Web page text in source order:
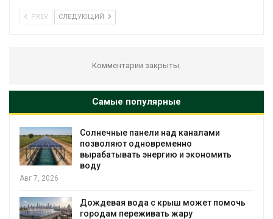
PREV СЛЕДУЮЩИЙ
Комментарии закрыты.
Самые популярные
Солнечные панели над каналами
позволяют одновременно
вырабатывать энергию и экономить
воду
Авг 7, 2026
Дождевая вода с крыш может помочь
городам переживать жару